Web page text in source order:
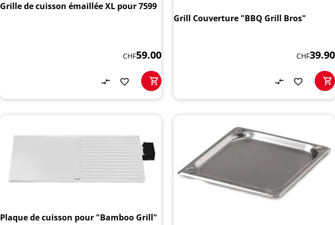
Grille de cuisson émaillée XL pour 7599
CHF59.00
Grill Couverture "BBQ Grill Bros"
CHF39.90
Plaque de cuisson pour "Bamboo Grill"